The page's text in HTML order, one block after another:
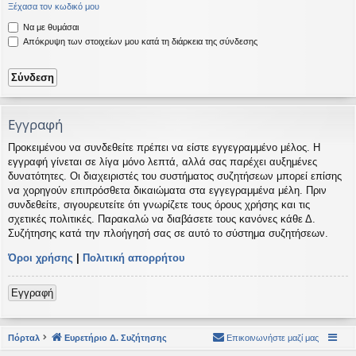
Ξέχασα τον κωδικό μου
Να με θυμάσαι
Απόκρυψη των στοιχείων μου κατά τη διάρκεια της σύνδεσης
Εγγραφή
Προκειμένου να συνδεθείτε πρέπει να είστε εγγεγραμμένο μέλος. Η
εγγραφή γίνεται σε λίγα μόνο λεπτά, αλλά σας παρέχει αυξημένες
δυνατότητες. Οι διαχειριστές του συστήματος συζητήσεων μπορεί επίσης
να χορηγούν επιπρόσθετα δικαιώματα στα εγγεγραμμένα μέλη. Πριν
συνδεθείτε, σιγουρευτείτε ότι γνωρίζετε τους όρους χρήσης και τις
σχετικές πολιτικές. Παρακαλώ να διαβάσετε τους κανόνες κάθε Δ.
Συζήτησης κατά την πλοήγησή σας σε αυτό το σύστημα συζητήσεων.
Όροι χρήσης | Πολιτική απορρήτου
Εγγραφή
Πόρταλ Ευρετήριο Δ. Συζήτησης Επικοινωνήστε μαζί μας